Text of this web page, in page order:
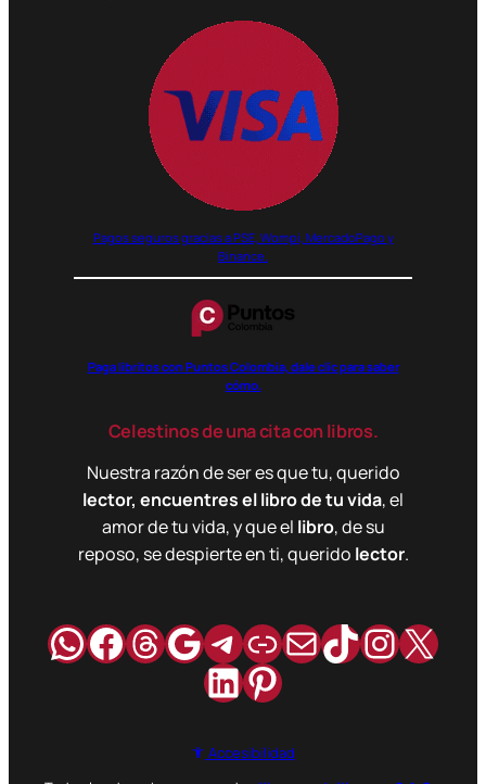
Pagos seguros gracias a PSE, Wompi, MercadoPago y
Binance.
Paga libritos con Puntos Colombia, dale clic para saber
cómo.
Celestinos de una cita con libros.
Nuestra razón de ser es que tu, querido
lector, encuentres el libro de tu vida, el
amor de tu vida, y que el libro, de su
reposo, se despierte en ti, querido lector.
WhatsApp
Facebook
Hilos
Google
Telegram
Enlace
Correo
TikTok
X
LinkedIn
Pinterest
Accesibilidad